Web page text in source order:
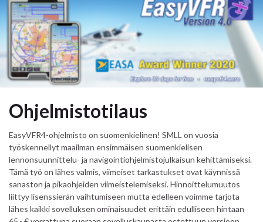
Ohjelmistotilaus
EasyVFR4-ohjelmisto on suomenkielinen! SMLL on vuosia
työskennellyt maailman ensimmäisen suomenkielisen
lennonsuunnittelu- ja navigointiohjelmistojulkaisun kehittämiseksi.
Tämä työ on lähes valmis, viimeiset tarkastukset ovat käynnissä
sanaston ja pikaohjeiden viimeistelemiseksi. Hinnoittelumuutos
liittyy lisenssierän vaihtumiseen mutta edelleen voimme tarjota
lähes kaikki sovelluksen ominaisuudet erittäin edulliseen hintaan